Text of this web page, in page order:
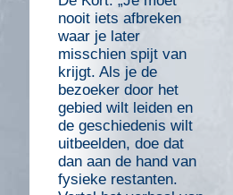
nooit iets afbreken
waar je later
misschien spijt van
krijgt. Als je de
bezoeker door het
gebied wilt leiden en
de geschiedenis wilt
uitbeelden, doe dat
dan aan de hand van
fysieke restanten.